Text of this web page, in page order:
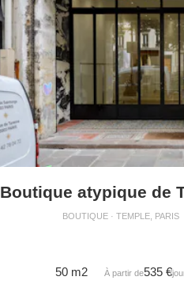
Boutique atypique de
BOUTIQUE · TEMPLE, PARIS
50 m2 À partir de535 €/